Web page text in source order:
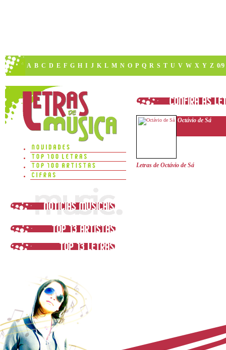
A B C D E F G H I J K L M N O P Q R S T U V W X Y Z 0/9
Octávio de Sá
Letras de Octávio de Sá